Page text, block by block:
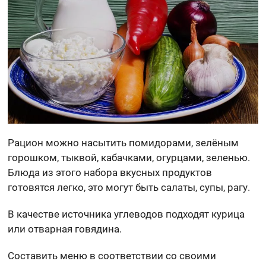
Рацион можно насытить помидорами, зелёным
горошком, тыквой, кабачками, огурцами, зеленью.
Блюда из этого набора вкусных продуктов
готовятся легко, это могут быть салаты, супы, рагу.
В качестве источника углеводов подходят курица
или отварная говядина.
Составить меню в соответствии со своими